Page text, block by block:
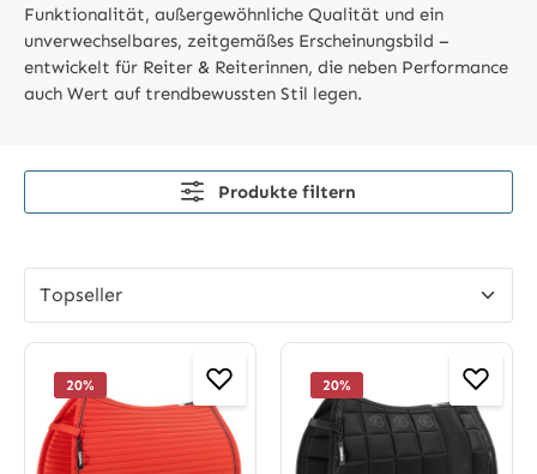
Funktionalität, außergewöhnliche Qualität und ein
unverwechselbares, zeitgemäßes Erscheinungsbild –
entwickelt für Reiter & Reiterinnen, die neben Performance
auch Wert auf trendbewussten Stil legen.
Produkte filtern
20% 20%